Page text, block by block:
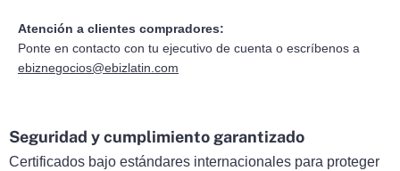
Atención a clientes compradores:
Ponte en contacto con tu ejecutivo de cuenta o escríbenos a
ebiznegocios@ebizlatin.com
Seguridad y cumplimiento garantizado
Certificados bajo estándares internacionales para proteger